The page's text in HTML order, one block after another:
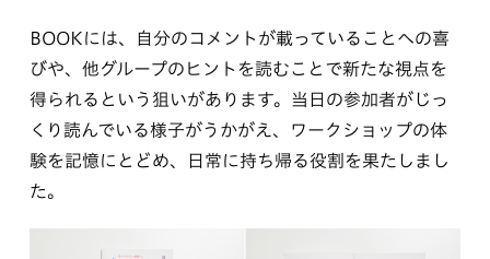
BOOKには、自分のコメントが載っていることへの喜
びや、他グループのヒントを読むことで新たな視点を
得られるという狙いがあります。当日の参加者がじっ
くり読んでいる様子がうかがえ、ワークショップの体
験を記憶にとどめ、日常に持ち帰る役割を果たしまし
た。